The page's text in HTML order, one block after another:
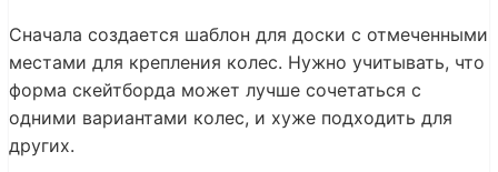
Сначала создается шаблон для доски с отмеченными
местами для крепления колес. Нужно учитывать, что
форма скейтборда может лучше сочетаться с
одними вариантами колес, и хуже подходить для
других.